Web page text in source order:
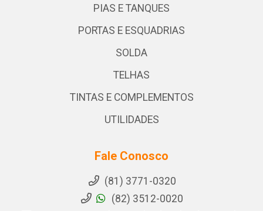
PIAS E TANQUES
PORTAS E ESQUADRIAS
SOLDA
TELHAS
TINTAS E COMPLEMENTOS
UTILIDADES
Fale Conosco
(81) 3771-0320
(82) 3512-0020